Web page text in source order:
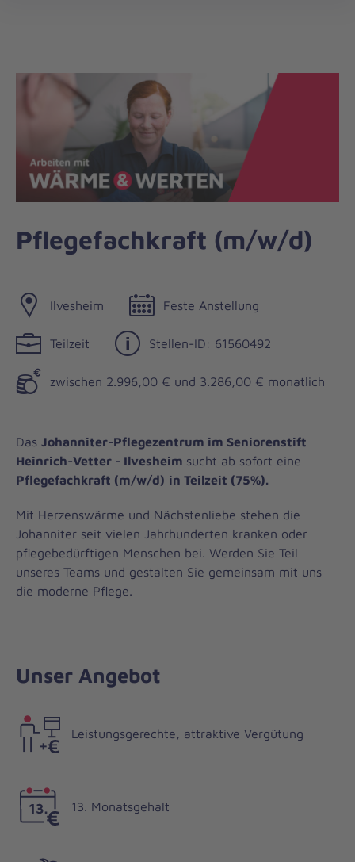
Pflegefachkraft (m/w/d)
Ilvesheim Feste Anstellung
Teilzeit Stellen-ID: 61560492
zwischen 2.996,00 € und 3.286,00 € monatlich
Das Johanniter-Pflegezentrum im Seniorenstift
Heinrich-Vetter - Ilvesheim sucht ab sofort eine
Pflegefachkraft (m/w/d) in Teilzeit (75%).
Mit Herzenswärme und Nächstenliebe stehen die
Johanniter seit vielen Jahrhunderten kranken oder
pflegebedürftigen Menschen bei. Werden Sie Teil
unseres Teams und gestalten Sie gemeinsam mit uns
die moderne Pflege.
Unser Angebot
Leistungsgerechte, attraktive Vergütung
13. Monatsgehalt